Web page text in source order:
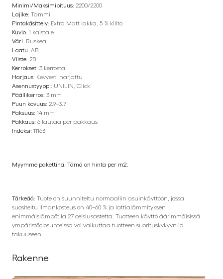
Minimi/Maksimipituus: 2200/2200
Lajike: Tammi
Pintakäsittely: Extra Matt lakka, 5 % kiilto
Kuvio: 1 kaistale
Väri: Ruskea
Laatu: AB
Viiste: 2B
Kerrokset: 3 kerrosta
Harjaus: Kevyesti harjattu
Asennustyyppi: UNILIN, Click
Päällikerros: 3 mm
Puun kovuus: 2.9–3.7
Paksuus: 14 mm
Pakkaus: 6 lautaa per pakkaus
Indeksi: 11163
Myymme pakettina. Tämä on hinta per m2.
Tärkeää: Tuote on suunniteltu normaaliin asuinkäyttöön, jossa
suositeltu ilmankosteus on 40–60 % ja lattialämmityksen
enimmäislämpötila 27 celsiusastetta. Tuotteen käyttö äärimmäisissä
ympäristöolosuhteissa voi vaikuttaa tuotteen suorituskykyyn ja
takuuseen.
Rakenne